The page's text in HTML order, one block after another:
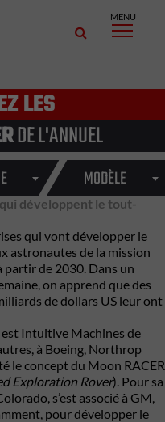
MENU
LES
DE L'ANNUEL
MODÈLE
développent le tout-
qui vont développer le
astronautes de la mission
partir de 2030. Dans un
on apprend que des
de dollars US leur ont
Intuitive Machines de
à Boeing, Northrop
le concept du Moon RACER
Exploration Rover). Pour sa
s’est associé à GM,
pour développer le